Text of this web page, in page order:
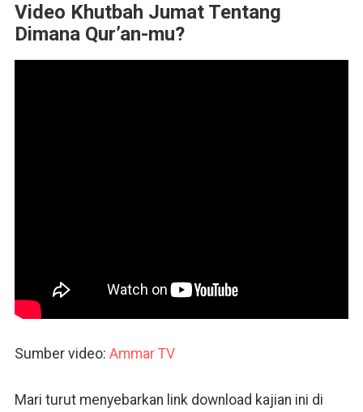
Video Khutbah Jumat Tentang
Dimana Qur’an-mu?
Sumber video: Ammar TV
Mari turut menyebarkan link download kajian ini di